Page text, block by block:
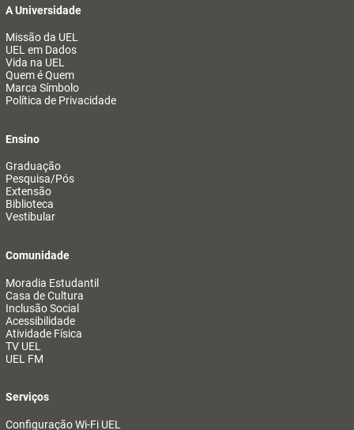
A Universidade
Missão da UEL
UEL em Dados
Vida na UEL
Quem é Quem
Marca Símbolo
Política de Privacidade
Ensino
Graduação
Pesquisa/Pós
Extensão
Biblioteca
Vestibular
Comunidade
Moradia Estudantil
Casa de Cultura
Inclusão Social
Acessibilidade
Atividade Física
TV UEL
UEL FM
Serviços
Configuração Wi-Fi UEL